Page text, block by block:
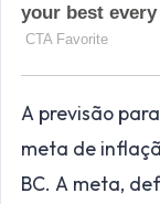
A previsão
meta de
BC. A meta,